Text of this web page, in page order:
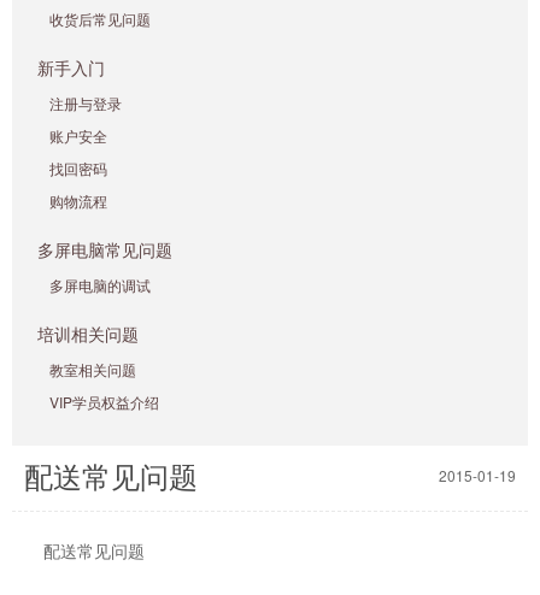
收货后常见问题
新手入门
注册与登录
账户安全
找回密码
购物流程
多屏电脑常见问题
多屏电脑的调试
培训相关问题
教室相关问题
VIP学员权益介绍
配送常见问题 2015-01-19
配送常见问题